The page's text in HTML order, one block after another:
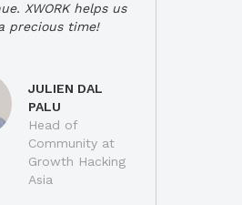
XWORK helps us
precious time!
JULIEN DAL
PALU
Head of
Community at
Growth Hacking
Asia